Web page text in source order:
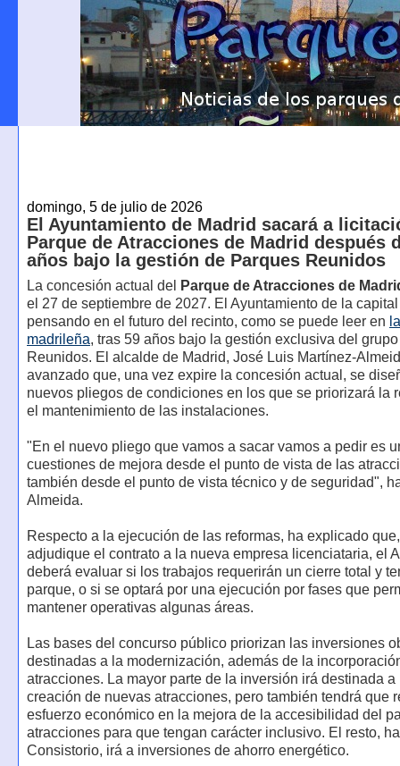
domingo, 5 de julio de 2026
El Ayuntamiento de Madrid sacará a
Parque de Atracciones de Madrid después
años bajo la gestión de Parques Reunidos
La concesión actual del
Parque de Atracciones de
el 27 de septiembre de 2027. El Ayuntamiento de la
pensando en el futuro del recinto, como se puede leer en la
madrileña, tras 59 años bajo la gestión exclusiva del
Reunidos. El alcalde de Madrid, José Luis Martínez-
avanzado que, una vez expire la concesión actual, se
nuevos pliegos de condiciones en los que se priorizará la
el mantenimiento de las instalaciones.
"En el nuevo pliego que vamos a sacar vamos a pedir es
cuestiones de mejora desde el punto de vista de las
también desde el punto de vista técnico y de seguridad",
Almeida.
Respecto a la ejecución de las reformas, ha explicado
adjudique el contrato a la nueva empresa licenciataria, el
deberá evaluar si los trabajos requerirán un cierre total y
parque, o si se optará por una ejecución por fases que
mantener operativas algunas áreas.
Las bases del concurso público priorizan las inversiones
destinadas a la modernización, además de la
atracciones. La mayor parte de la inversión irá destinada a
creación de nuevas atracciones, pero también tendrá que
esfuerzo económico en la mejora de la accesibilidad del
atracciones para que tengan carácter inclusivo. El resto,
Consistorio, irá a inversiones de ahorro energético.